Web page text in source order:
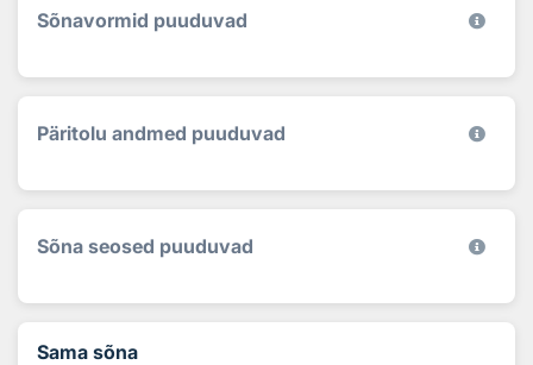
Sõnavormid puuduvad
Päritolu andmed puuduvad
Sõna seosed puuduvad
Sama sõna